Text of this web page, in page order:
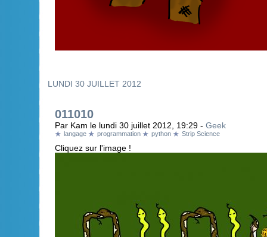
LUNDI 30 JUILLET 2012
011010
Par Kam le lundi 30 juillet 2012, 19:29 - Geek
langage programmation python Strip Science
Cliquez sur l'image !